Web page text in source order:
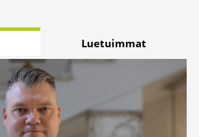
Luetuimmat